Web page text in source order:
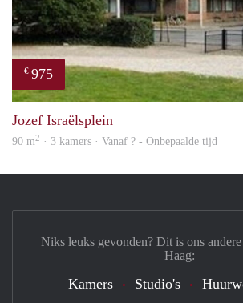
€ 975
Jozef Israëlsplein
90 m2 · 3 kamers · Vanaf ? - Onbepaalde tijd
Niks leuks gevonden? Dit is ons
Haag:
Kamers Studio's